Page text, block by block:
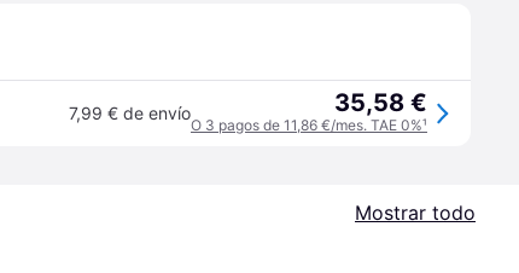
7,99 € de envío 35,58 €
O 3 pagos de 11,86 €/mes. TAE 0%¹
Mostrar todo